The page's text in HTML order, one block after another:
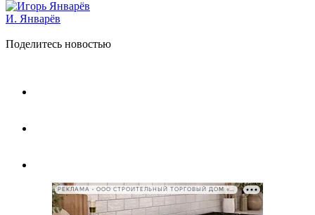
И. Январёв
Поделитесь новостью
РЕКЛАМА • ООО СТРОИТЕЛЬНЫЙ ТОРГОВЫЙ ДОМ «ПЕТРОВИЧ», ИНН 7802348846